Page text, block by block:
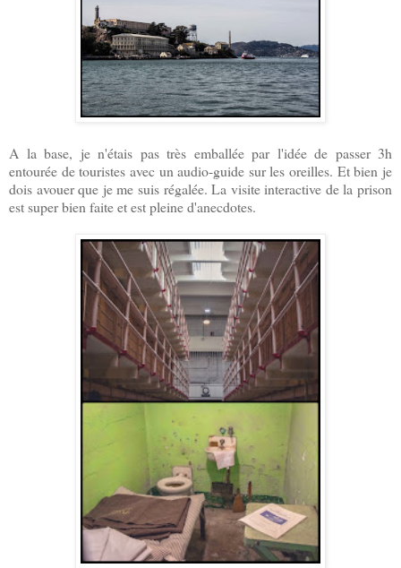
A la base, je n'étais pas très emballée par l'idée de passer 3h
entourée de touristes avec un audio-guide sur les oreilles. Et bien je
dois avouer que je me suis régalée. La visite interactive de la prison
est super bien faite et est pleine d'anecdotes.